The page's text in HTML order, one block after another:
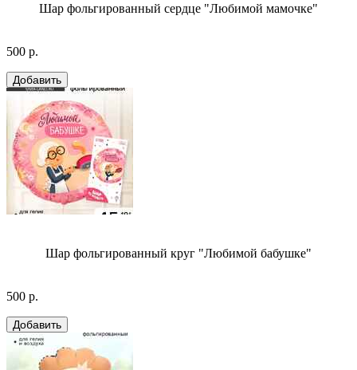
Шар фольгированный сердце "Любимой мамочке"
500 р.
Шар фольгированный круг "Любимой бабушке"
500 р.